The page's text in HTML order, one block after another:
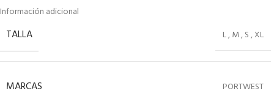
Información adicional
TALLA L,M,S,XL
MARCAS
PORTWEST